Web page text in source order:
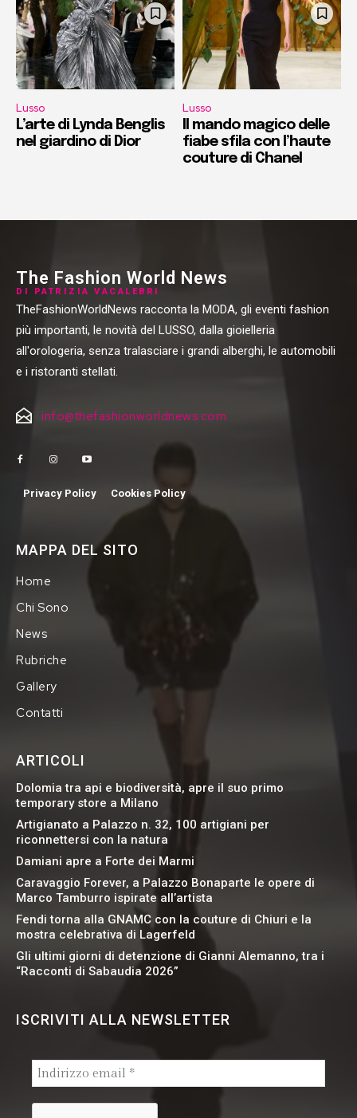
Lusso
L’arte di Lynda Benglis
nel giardino di Dior
Lusso
Il mando magico delle
fiabe sfila con l’haute
couture di Chanel
The Fashion World News
DI PATRIZIA VACALEBRI
TheFashionWorldNews racconta la MODA, gli eventi fashion
più importanti, le novità del LUSSO, dalla gioielleria
all'orologeria, senza tralasciare i grandi alberghi, le automobili
e i ristoranti stellati.
info@thefashionworldnews.com
Privacy Policy Cookies Policy
MAPPA DEL SITO
Home
Chi Sono
News
Rubriche
Gallery
Contatti
ARTICOLI
Dolomia tra api e biodiversità, apre il suo primo
temporary store a Milano
Artigianato a Palazzo n. 32, 100 artigiani per
riconnettersi con la natura
Damiani apre a Forte dei Marmi
Caravaggio Forever, a Palazzo Bonaparte le opere di
Marco Tamburro ispirate all’artista
Fendi torna alla GNAMC con la couture di Chiuri e la
mostra celebrativa di Lagerfeld
Gli ultimi giorni di detenzione di Gianni Alemanno, tra i
“Racconti di Sabaudia 2026”
ISCRIVITI ALLA NEWSLETTER